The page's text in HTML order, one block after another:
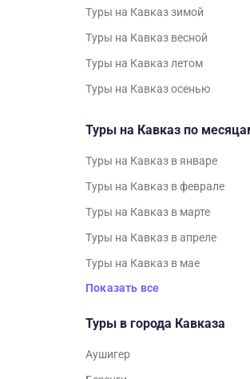
Туры на Кавказ зимой
Туры на Кавказ весной
Туры на Кавказ летом
Туры на Кавказ осенью
Туры на Кавказ по
Туры на Кавказ в январе
Туры на Кавказ в феврале
Туры на Кавказ в марте
Туры на Кавказ в апреле
Туры на Кавказ в мае
Показать все
Туры в города Кавказа
Аушигер